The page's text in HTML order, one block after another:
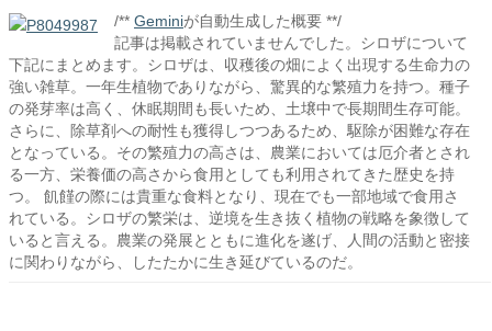
/** Geminiが自動生成した概要 **/
記事は掲載されていませんでした。シロザについて
下記にまとめます。シロザは、収穫後の畑によく出現する生命力の
強い雑草。一年生植物でありながら、驚異的な繁殖力を持つ。種子
の発芽率は高く、休眠期間も長いため、土壌中で長期間生存可能。
さらに、除草剤への耐性も獲得しつつあるため、駆除が困難な存在
となっている。その繁殖力の高さは、農業においては厄介者とされ
る一方、栄養価の高さから食用としても利用されてきた歴史を持
つ。 飢饉の際には貴重な食料となり、現在でも一部地域で食用さ
れている。シロザの繁栄は、逆境を生き抜く植物の戦略を象徴して
いると言える。農業の発展とともに進化を遂げ、人間の活動と密接
に関わりながら、したたかに生き延びているのだ。